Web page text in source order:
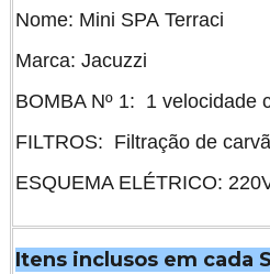
Nome: Mini SPA Terraci
Marca: Jacuzzi
BOMBA Nº 1: 1 velocidade
FILTROS: Filtração de
ESQUEMA ELÉTRICO:
Itens inclusos em cada